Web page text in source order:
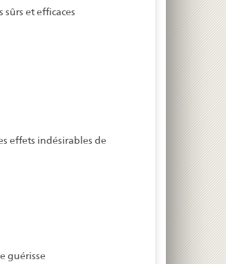
et efficaces
effets indésirables de
guérisse